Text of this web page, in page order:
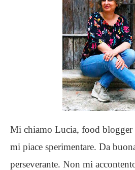
Mi chiamo Lucia, food blogger
mi piace sperimentare. Da
perseverante. Non mi